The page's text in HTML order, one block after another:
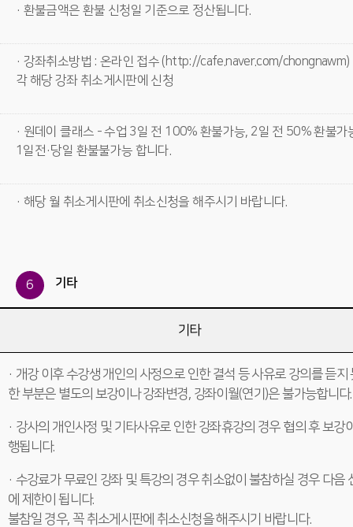
· 환불금액은 환불 신청일 기준으로 정산됩니다.
· 강좌취소방법 : 온라인 접수 (http://cafe.naver.com/chongnawm)
각 해당 강좌 취소게시판에 신청
· 원데이 클래스 - 수업 3일 전 100% 환불가능, 2일 전 50% 환불가
1일전·당일 환불불가능 합니다.
· 해당 월 취소게시판에 취소신청을 해주시기 바랍니다.
6 기타
기타
· 개강 이후 수강생 개인의 사정으로 인한 결석 등 사유로 강의를 듣지
한 부분은 별도의 보강이나 강좌변경, 강좌이월(연기)은 불가능합니다.
· 강사의 개인사정 및 기타사유로 인한 강좌휴강의 경우 협의 후 보강
행됩니다.
· 수강료가 무료인 강좌 및 특강의 경우 취소없이 불참하실 경우 다음
에 제한이 됩니다.
불참일 경우, 꼭 취소게시판에 취소신청을 해주시기 바랍니다.